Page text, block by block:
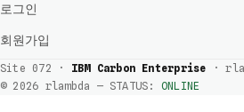
로그인
회원가입
Site 072 · IBM Carbon Enterprise ·
© 2026 rlambda — STATUS: ONLINE